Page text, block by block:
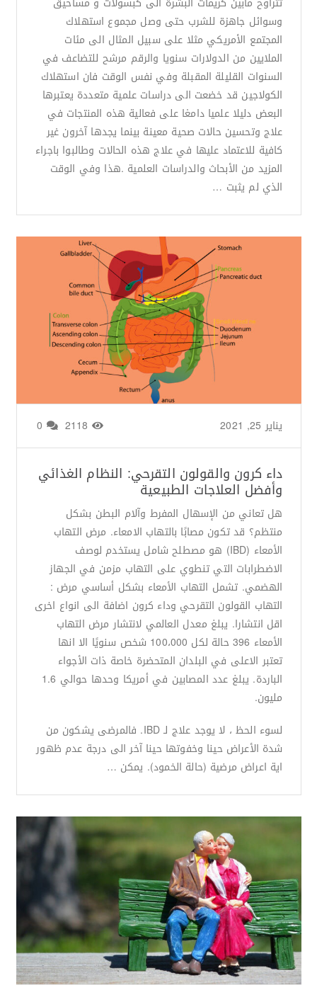
وسوائل جاهزة للشرب حتى وصل مجموع استهلاك
المجتمع الأمريكي مثلا على سبيل المثال الى مئات
الملايين من الدولارات سنويا والرقم مرشح للتضاعف في
السنوات القليلة المقبلة وفي نفس الوقت فان استهلاك
الكولاجين قد خضعت الى دراسات علمية متعددة يعتبرها
البعض دليلا علميا دامغا على فعالية هذه المنتجات في
علاج وتحسين حالات صحية معينة بينما يجدها آخرون غير
كافية للاعتماد عليها في علاج هذه الحالات وطالبوا باجراء
المزيد من الأبحاث والدراسات العلمية .هذا وفي الوقت
الذي لم يثبت …
من طرف يناير 25, 2021
داء كرون والقولون التقرحي: النظام الغذائي
وأفضل العلاجات الطبيعية
هل تعاني من الإسهال المفرط وآلام البطن بشكل
منتظم؟ قد تكون مصابًا بالتهاب الامعاء. مرض التهاب
الأمعاء (IBD) هو مصطلح شامل يستخدم لوصف
الاضطرابات التي تنطوي على التهاب مزمن في الجهاز
الهضمي. تشمل التهاب الأمعاء بشكل أساسي مرض :
التهاب القولون التقرحي وداء كرون اضافة الى انواع اخرى
اقل انتشارا. يبلغ معدل العالمي لانتشار مرض التهاب
الأمعاء 396 حالة لكل 100،000 شخص سنويًا الا انها
تعتبر الاعلى في البلدان المتحضرة خاصة ذات الأجواء
الباردة. يبلغ عدد المصابين في أمريكا وحدها حوالي 1.6
مليون.
لسوء الحظ ، لا يوجد علاج لـ IBD. فالمرضى يشكون من
شدة الأعراض حينا وخفوتها حينا آخر الى درجة عدم ظهور
اية اعراض مرضية (حالة الخمود). يمكن …